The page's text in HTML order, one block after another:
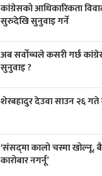
कांग्रेसको आधिकारिकता
सुरुदेखि सुनुवाइ गर्ने
अब सर्वोच्चले कसरी गर्छ
सुनुवाइ ?
शेरबहादुर देउवा साउन २६
‘संसद्‍मा कालो चस्मा
कारोबार नगर्नू’